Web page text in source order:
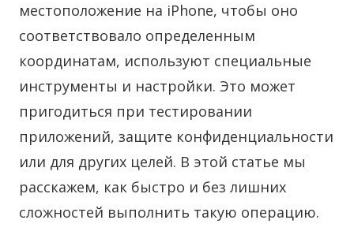
местоположение на iPhone, чтобы оно
соответствовало определенным
координатам, используют специальные
инструменты и настройки. Это может
пригодиться при тестировании
приложений, защите конфиденциальности
или для других целей. В этой статье мы
расскажем, как быстро и без лишних
сложностей выполнить такую операцию.